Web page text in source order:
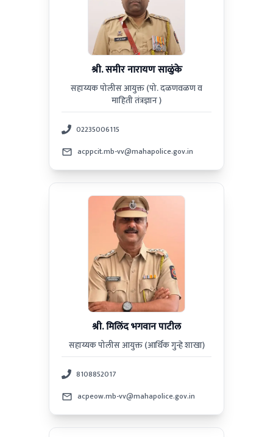
श्री. समीर नारायण साळुंके
सहाय्यक पोलीस आयुक्त (पो. दळणवळण व
माहिती तंत्रज्ञान )
02235006115
acppcit.mb-vv@mahapolice.gov.in
श्री. मिलिंद भगवान पाटील
सहाय्यक पोलीस आयुक्त (आर्थिक गुन्हे शाखा)
8108852017
acpeow.mb-vv@mahapolice.gov.in